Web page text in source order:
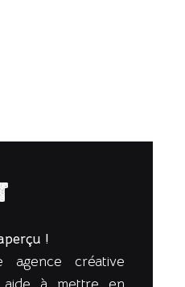
!
agence créative